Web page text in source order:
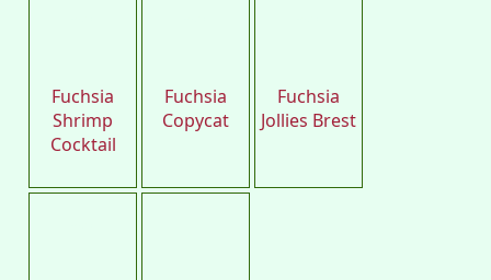
Fuchsia
Shrimp
Cocktail
Fuchsia
Copycat
Fuchsia
Jollies Brest